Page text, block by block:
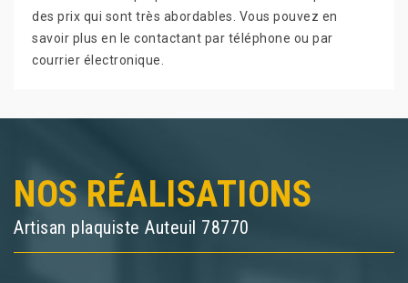
des prix qui sont très abordables. Vous pouvez en
savoir plus en le contactant par téléphone ou par
courrier électronique.
NOS RÉALISATIONS
Artisan plaquiste Auteuil 78770